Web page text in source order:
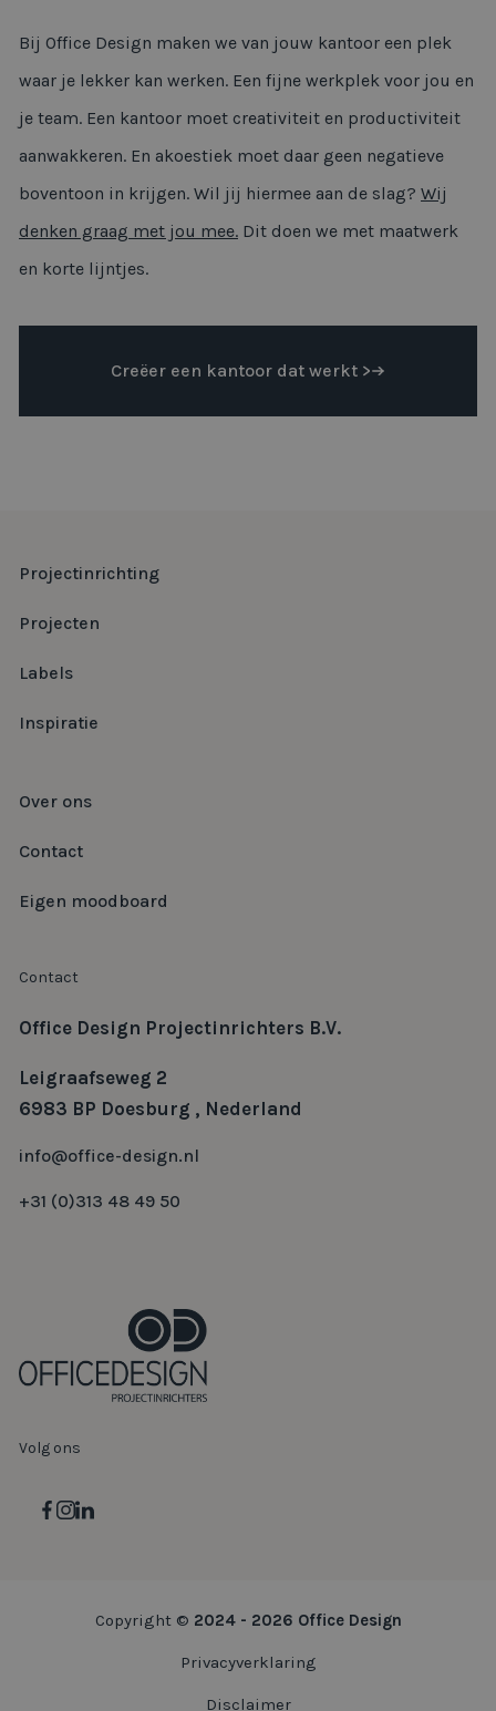
Bij Office Design maken we van jouw kantoor een plek
waar je lekker kan werken. Een fijne werkplek voor jou en
je team. Een kantoor moet creativiteit en productiviteit
aanwakkeren. En akoestiek moet daar geen negatieve
boventoon in krijgen. Wil jij hiermee aan de slag? Wij
denken graag met jou mee. Dit doen we met maatwerk
en korte lijntjes.
Creëer een kantoor dat werkt >
Volg ons
Projectinrichting
Projecten
Labels
Inspiratie
Over ons
Contact
Eigen moodboard
Contact
Office Design Projectinrichters B.V.
Leigraafseweg 2
6983 BP Doesburg , Nederland
info@office-design.nl
+31 (0)313 48 49 50
Copyright © 2024 - 2026 Office Design
Privacyverklaring
Disclaimer